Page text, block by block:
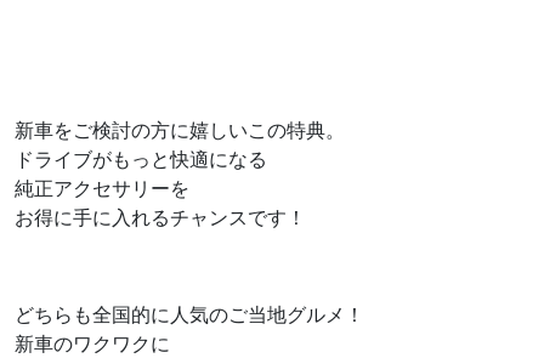
新車をご検討の方に嬉しいこの特典。
ドライブがもっと快適になる
純正アクセサリーを
お得に手に入れるチャンスです！
どちらも全国的に人気のご当地グルメ！
新車のワクワクに